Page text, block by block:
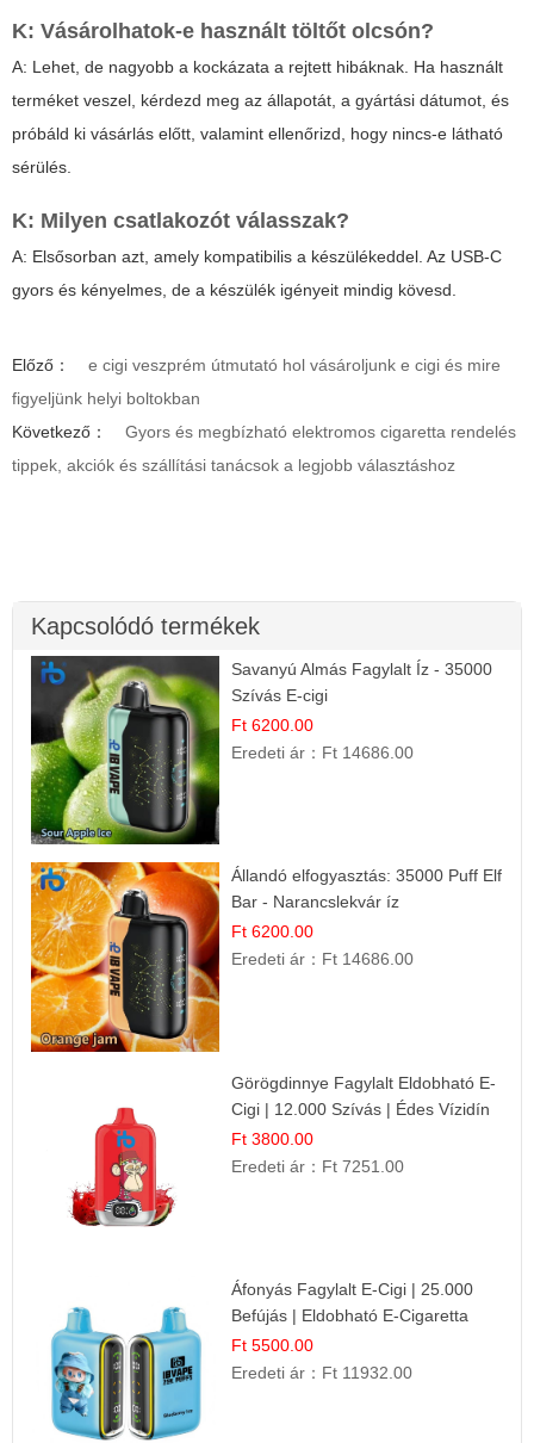
K: Vásárolhatok-e használt töltőt olcsón?
A: Lehet, de nagyobb a kockázata a rejtett hibáknak. Ha használt
terméket veszel, kérdezd meg az állapotát, a gyártási dátumot, és
próbáld ki vásárlás előtt, valamint ellenőrizd, hogy nincs-e látható
sérülés.
K: Milyen csatlakozót válasszak?
A: Elsősorban azt, amely kompatibilis a készülékeddel. Az USB-C
gyors és kényelmes, de a készülék igényeit mindig kövesd.
Előző：
e cigi veszprém útmutató hol vásároljunk e cigi és mire
figyeljünk helyi boltokban
Következő：
Gyors és megbízható elektromos cigaretta rendelés
tippek, akciók és szállítási tanácsok a legjobb választáshoz
Kapcsolódó termékek
Savanyú Almás Fagylalt Íz - 35000
Szívás E-cigi
Ft 6200.00
Eredeti ár： Ft 14686.00
Állandó elfogyasztás: 35000 Puff Elf
Bar - Narancslekvár íz
Ft 6200.00
Eredeti ár： Ft 14686.00
Görögdinnye Fagylalt Eldobható E-
Cigi | 12.000 Szívás | Édes Vízidín
Íz
Ft 3800.00
Eredeti ár： Ft 7251.00
Áfonyás Fagylalt E-Cigi | 25.000
Befújás | Eldobható E-Cigaretta
Ft 5500.00
Eredeti ár： Ft 11932.00